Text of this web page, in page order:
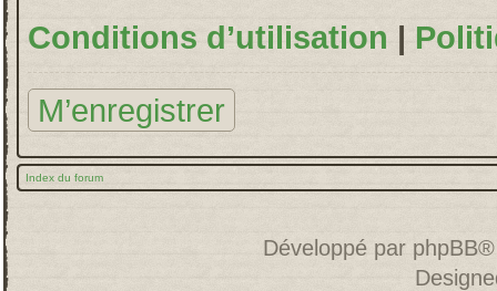
Conditions d’utilisation |
M’enregistrer
Index du forum
Développé par phpBB®